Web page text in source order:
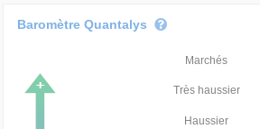
Baromètre Quantalys
Marchés
Très haussier
Haussier